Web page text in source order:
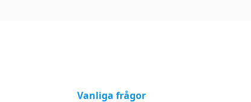
Vanliga frågor